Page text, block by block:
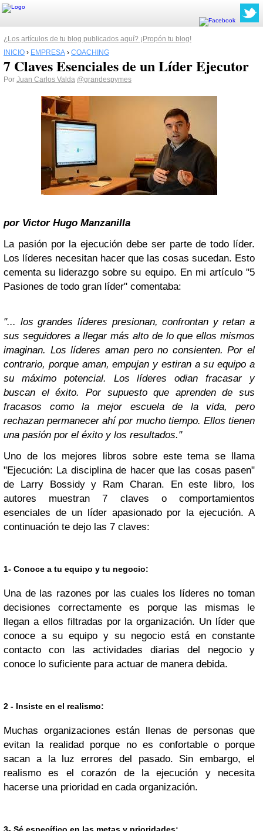
¿Los artículos de tu blog publicados aquí? ¡Propón tu blog!
INICIO › EMPRESA › COACHING
7 Claves Esenciales de un Líder Ejecutor
Por Juan Carlos Valda @grandespymes
por Victor Hugo Manzanilla
La pasión por la ejecución debe ser parte de todo líder.
Los líderes necesitan hacer que las cosas sucedan. Esto
cementa su liderazgo sobre su equipo. En mi artículo "5
Pasiones de todo gran líder" comentaba:
"... los grandes líderes presionan, confrontan y retan a
sus seguidores a llegar más alto de lo que ellos mismos
imaginan. Los líderes aman pero no consienten. Por el
contrario, porque aman, empujan y estiran a su equipo a
su máximo potencial.
Los líderes odian fracasar y
buscan el éxito. Por supuesto que aprenden de sus
fracasos como la mejor escuela de la vida, pero
rechazan permanecer ahí por mucho tiempo. Ellos tienen
una pasión por el éxito y los resultados."
Uno de los mejores libros sobre este tema se llama
"Ejecución: La disciplina de hacer que las cosas pasen"
de Larry Bossidy y Ram Charan. En este libro, los
autores muestran 7 claves o comportamientos
esenciales de un líder apasionado por la ejecución. A
continuación te dejo las 7 claves:
1- Conoce a tu equipo y tu negocio:
Una de las razones por las cuales los líderes no toman
decisiones correctamente es porque las mismas le
llegan a ellos filtradas por la organización. Un líder que
conoce a su equipo y su negocio está en constante
contacto con las actividades diarias del negocio y
conoce lo suficiente para actuar de manera debida.
2 - Insiste en el realismo:
Muchas organizaciones están llenas de personas que
evitan la realidad porque no es confortable o porque
sacan a la luz errores del pasado. Sin embargo, el
realismo es el corazón de la ejecución y necesita
hacerse una prioridad en cada organización.